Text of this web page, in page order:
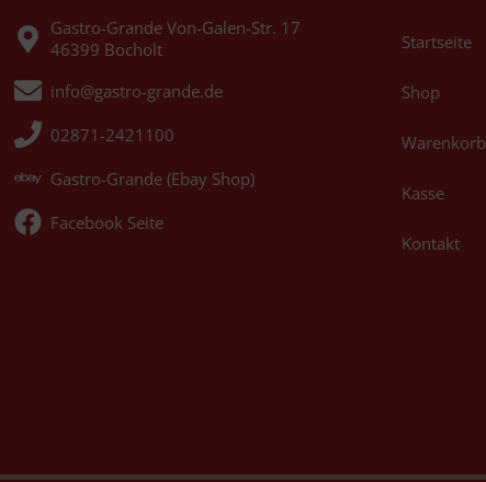
Gastro-Grande Von-Galen-Str. 17
46399 Bocholt
info@gastro-grande.de
02871-2421100
Gastro-Grande (Ebay Shop)
Facebook Seite
Startseite
Shop
Warenkorb
Kasse
Kontakt